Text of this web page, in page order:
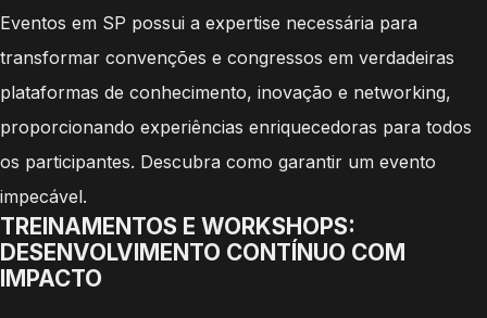
Eventos em SP possui a expertise necessária para
transformar convenções e congressos em verdadeiras
plataformas de conhecimento, inovação e networking,
proporcionando experiências enriquecedoras para todos
os participantes. Descubra como garantir um evento
impecável.
TREINAMENTOS E WORKSHOPS:
DESENVOLVIMENTO CONTÍNUO COM
IMPACTO